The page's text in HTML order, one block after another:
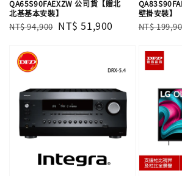
QA65S90FAEXZW 公司貨【贈北
北基基本安裝】
Regular
NT$ 94,900 Sale
NT$ 51,900
壁掛安裝】
Regular
NT$